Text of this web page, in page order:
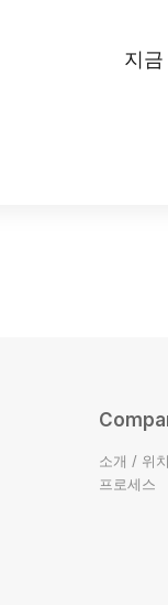
지
소개 / 위
프로세스